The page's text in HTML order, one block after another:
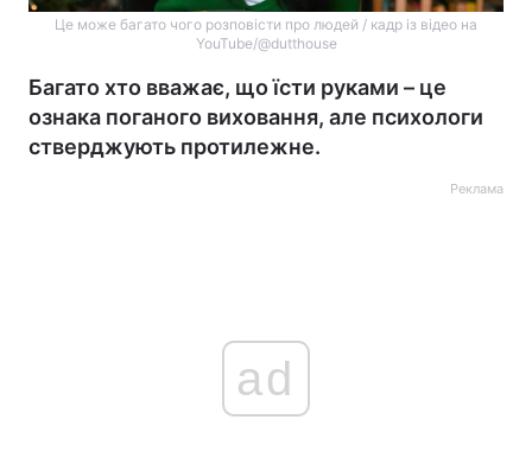
Це може багато чого розповісти про людей / кадр із відео на
YouTube/@dutthouse
Багато хто вважає, що їсти руками – це
ознака поганого виховання, але психологи
стверджують протилежне.
Реклама
ad